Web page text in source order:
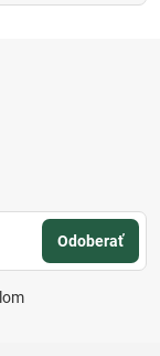
Odoberať